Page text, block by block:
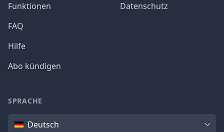
Funktionen
FAQ
Hilfe
Abo kündigen
Datenschutz
SPRACHE
SpracheDeutsch